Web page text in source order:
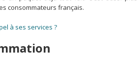
consommateurs français.
à ses services ?